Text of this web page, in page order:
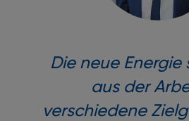
Die neue Energie
aus der
verschiedene